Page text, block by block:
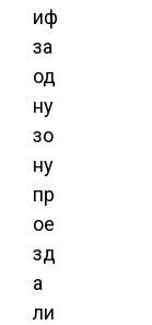
иф
за
од
ну
зо
ну
пр
ое
зд
а
ли